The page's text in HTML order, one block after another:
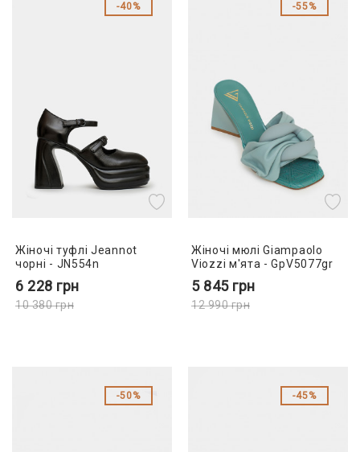
40%
Жіночі туфлі Jeannot
чорні - JN554n
6 228 грн
10 380грн
55%
Жіночі мюлі Giampaolo
Viozzi м'ята - GpV5077gr
5 845 грн
12 990грн
50% 45%